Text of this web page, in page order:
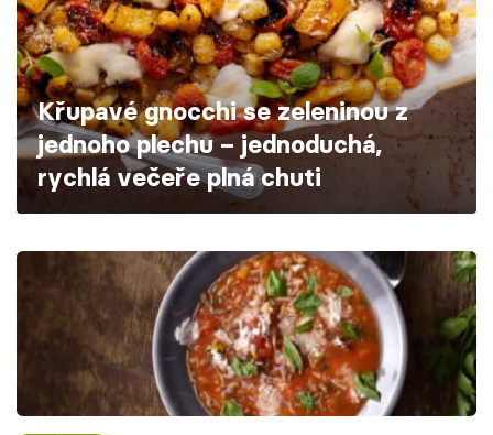
Škola vaření
Recepty z TV
Speciál: Cuketa
Těhotnej kuchař
Přihlášení
Sledujte nás
Křupavé gnocchi se zeleninou z
jednoho plechu – jednoduchá,
rychlá večeře plná chuti